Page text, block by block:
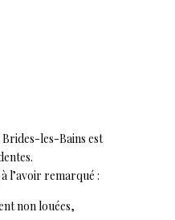
Brides-les-Bains est
l’avoir remarqué :
non louées,